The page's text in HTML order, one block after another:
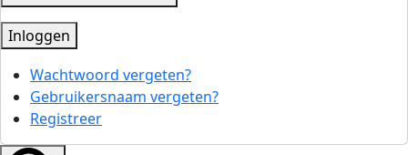
Inloggen
Wachtwoord vergeten?
Gebruikersnaam vergeten?
Registreer